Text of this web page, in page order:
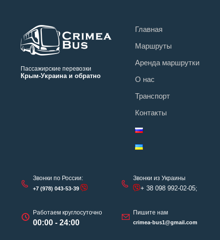
Пассажирские перевозки
Крым-Украина и обратно
Главная
Маршруты
Аренда маршрутки
О нас
Транспорт
Контакты
Звонки по России:
+7 (978) 043-53-39
Работаем круглосуточно
00:00 - 24:00
Звонки из Украины
+ 38 098 992-02-05;
Пишите нам
crimea-bus1@gmail.com